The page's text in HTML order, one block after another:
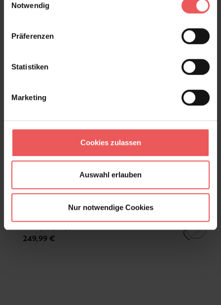
Notwendig
Präferenzen
Statistiken
Marketing
Cookies zulassen
Auswahl erlauben
Nur notwendige Cookies
249,99 €